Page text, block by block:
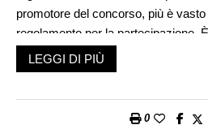
promotore del concorso, più è
regolamento per la partecipazione.
consentire a ogni categoria di
per fasce di età, corrispondenti ai
università, dottorato. Nei concorsi
LEGGI DI PIÙ
0